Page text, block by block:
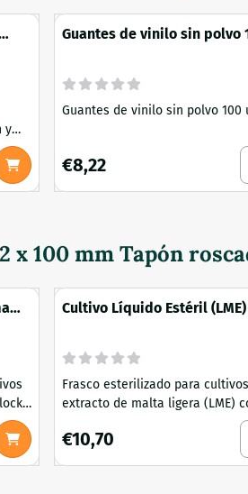
3 Lcantidad para Tapa de boca
Guantes de vinilo sin polvo
Guantes de vinilo sin polvo 100
Precio: 8,22
€8,22
x 100 mm Tapón
mcantidad para Frasco de cultivo
Cultivo Líquido Estéril
Frasco esterilizado para
extracto de malta ligera (LME)
inyección en el tapón de rosca.
propagar y transportar con
cultivos de micelio. El frasco
Precio: 10,70
€10,70